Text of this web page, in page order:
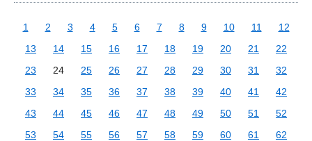
1 2 3 4 5 6 7 8 9 10 11
12
13
14 15 16 17 18 19 20 21
22
23
24 25 26 27 28 29 30 31
32
33
34 35 36 37 38 39 40 41
42
43
44 45 46 47 48 49 50 51
52
53
54 55 56 57 58 59 60 61
62